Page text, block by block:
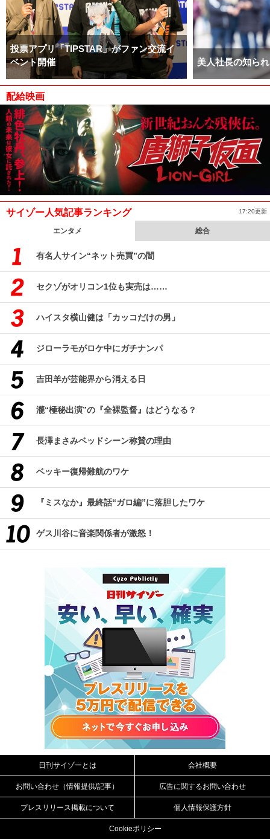
投票アプリ「TIPSTAR」がファン交流イ
ベント開催
美人社長の知ら
配給映画
サイゾー人気記事ランキング 17:20更新
エンタメ 総合
有名人サイン“ネット売買”の闇
セクゾがオリコン1位も実売は……
ハイスタ横山健は「カッコだけの男」
ジローラモがロケ中にガチナンパ
吉田羊が芸能界から消える日
瀧“極秘出演”の『全裸監督』はどうなる？
長澤まさみベッドシーン称賛の理由
ベッキー復帰難航のワケ
『ミスなか』最終話“ガロ編”に落胆したワケ
ゲス川谷に音楽関係者が激怒！
日刊サイゾーとは 会社概要
お問い合わせ（情報提供/記事） 広告に関するお問い合わせ
プレスリリース掲載について 個人情報保護方針
Cookieポリシー